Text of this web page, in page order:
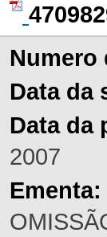
Numero
Data da
Data da
2007
Ementa: